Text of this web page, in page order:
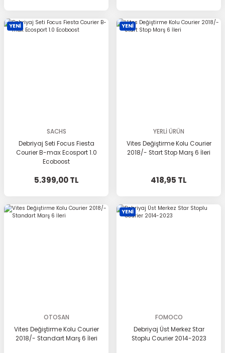
YENİ
SACHS
Debriyaj Seti Focus Fiesta
Courier B-max Ecosport 1.0
Ecoboost
5.399,00 TL
YENİ
YERLİ ÜRÜN
Vites Değiştirme Kolu Courier
2018/- Start Stop Marş 6 İleri
418,95 TL
OTOSAN
Vites Değiştirme Kolu Courier
2018/- Standart Marş 6 İleri
YENİ
FOMOCO
Debriyaj Üst Merkez Star
Stoplu Courier 2014-2023